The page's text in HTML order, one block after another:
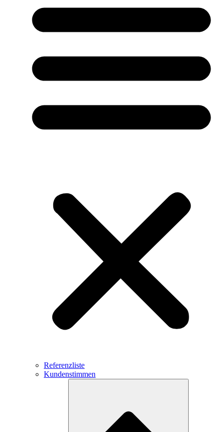
Referenzliste
Kundenstimmen